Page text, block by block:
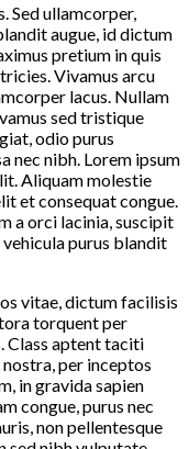
Sed ullamcorper,
augue, id dictum
pretium in quis
Vivamus arcu
lacus. Nullam
sed tristique
odio purus
nec nibh. Lorem ipsum
Aliquam molestie
et consequat congue.
a orci lacinia, suscipit
vehicula purus blandit
vitae, dictum facilisis
torquent per
Class aptent taciti
per inceptos
in gravida sapien
congue, purus nec
non pellentesque